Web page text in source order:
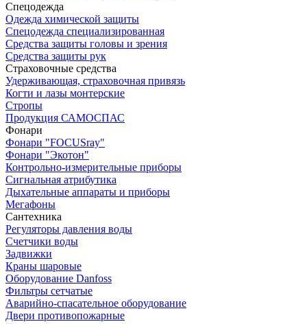
Спецодежда
Одежда химической защиты
Спецодежда специализированная
Средства защиты головы и зрения
Средства защиты рук
Страховочные средства
Удерживающая, страховочная привязь
Когти и лазы монтерские
Стропы
Продукция САМОСПАС
Фонари
Фонари "FOCUSray"
Фонари "Экотон"
Контрольно-измерительные приборы
Сигнальная атрибутика
Дыхательные аппараты и приборы
Мегафоны
Сантехника
Регуляторы давления воды
Счетчики воды
Задвижки
Краны шаровые
Оборудование Danfoss
Фильтры сетчатые
Аварийно-спасательное оборудование
Двери противопожарные